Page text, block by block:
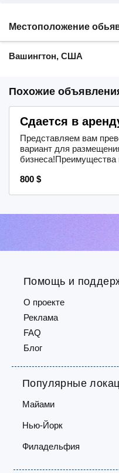
Местоположение
Вашингтон, США
Похожие
800 $
Сдается в
Представляем вам
вариант для
бизнеса!Преимущества
планировка офисных
расположение в самом
Популярные
Майами
Нью-Йорк
Филадельфия
Помощь и
О проекте
Реклама
FAQ
Блог